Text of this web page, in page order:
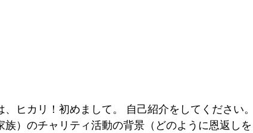
ヒカリ！初めまして。 自己紹介をしてください
族）のチャリティ活動の背景（どのように恩返し